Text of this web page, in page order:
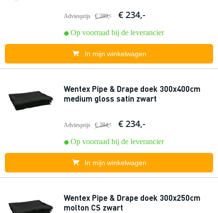
Adviesprijs € 289,- € 234,-
Op voorraad bij de leverancier
In mijn winkelwagen
Wentex Pipe & Drape doek 300x400cm
medium gloss satin zwart
Adviesprijs € 284,- € 234,-
Op voorraad bij de leverancier
In mijn winkelwagen
Wentex Pipe & Drape doek 300x250cm
molton CS zwart